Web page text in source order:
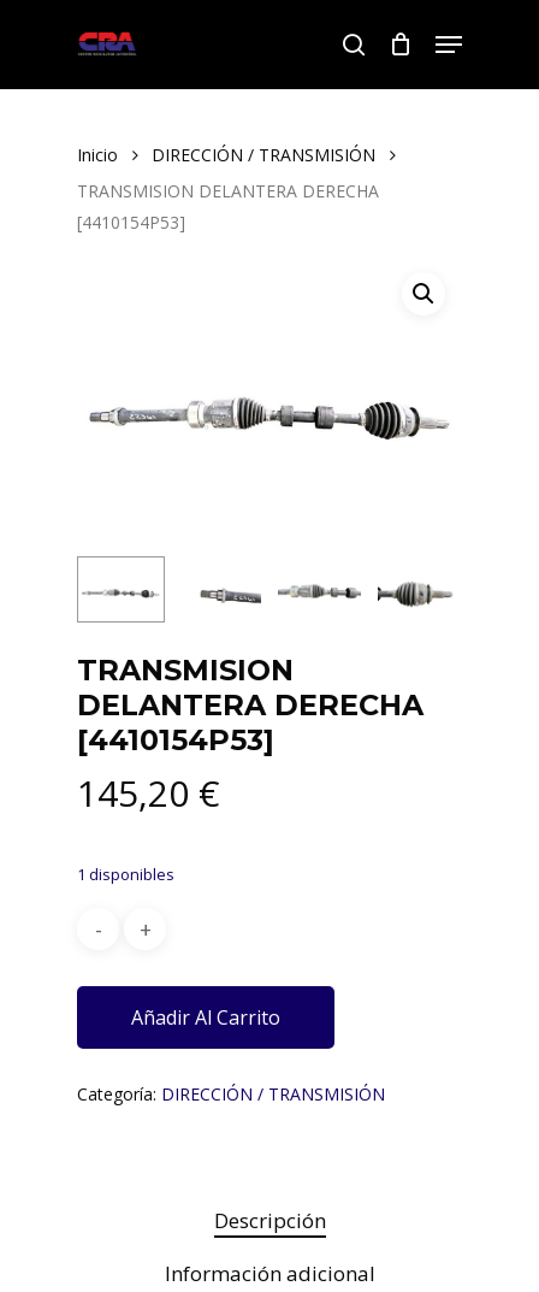
search
Menu
Inicio
DIRECCIÓN / TRANSMISIÓN
TRANSMISION DELANTERA DERECHA
[4410154P53]
TRANSMISION
DELANTERA DERECHA
[4410154P53]
145,20 €
1 disponibles
Añadir Al Carrito
Categoría: DIRECCIÓN / TRANSMISIÓN
Descripción
Información adicional